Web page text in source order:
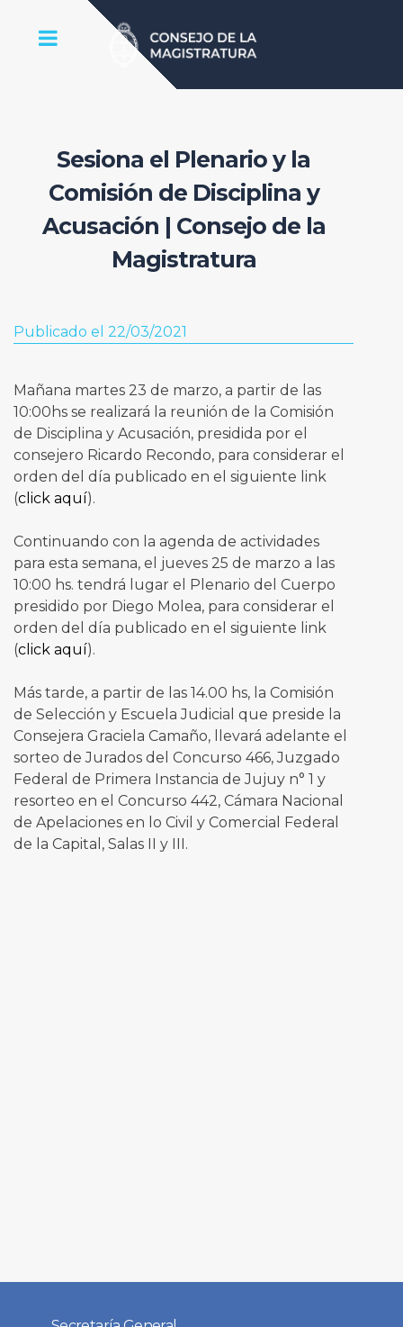
Sesiona el Plenario y la
Comisión de Disciplina y
Acusación | Consejo de la
Magistratura
Publicado el 22/03/2021
Mañana martes 23 de marzo, a partir de las
10:00hs se realizará la reunión de la Comisión
de Disciplina y Acusación, presidida por el
consejero Ricardo Recondo, para considerar el
orden del día publicado en el siguiente link
(click aquí).
Continuando con la agenda de actividades
para esta semana, el jueves 25 de marzo a las
10:00 hs. tendrá lugar el Plenario del Cuerpo
presidido por Diego Molea, para considerar el
orden del día publicado en el siguiente link
(click aquí).
Más tarde, a partir de las 14.00 hs, la Comisión
de Selección y Escuela Judicial que preside la
Consejera Graciela Camaño, llevará adelante el
sorteo de Jurados del Concurso 466, Juzgado
Federal de Primera Instancia de Jujuy n° 1 y
resorteo en el Concurso 442, Cámara Nacional
de Apelaciones en lo Civil y Comercial Federal
de la Capital, Salas II y III.